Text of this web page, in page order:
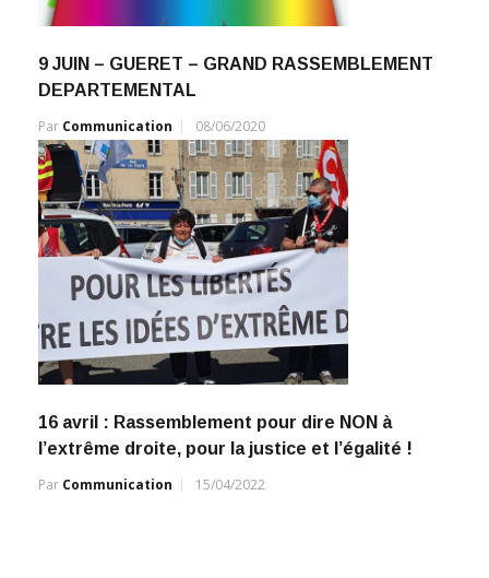
9 JUIN – GUERET – GRAND RASSEMBLEMENT
DEPARTEMENTAL
Par Communication 08/06/2020
16 avril : Rassemblement pour dire NON à
l’extrême droite, pour la justice et l’égalité !
Par Communication 15/04/2022